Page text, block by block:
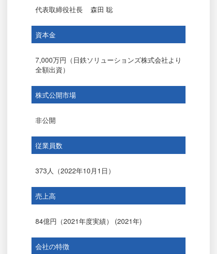
代表取締役社長 森田 聡
資本金
7,000万円（日鉄ソリューションズ株式会社より
全額出資）
株式公開市場
非公開
従業員数
373人（2022年10月1日）
売上高
84億円（2021年度実績） (2021年)
会社の特徴